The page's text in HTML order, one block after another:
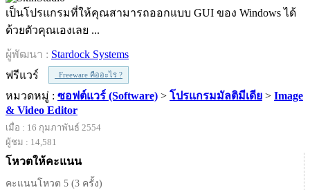
เป็นโปรแกรมที่ให้คุณสามารถออกแบบ GUI ของ Windows ได้
ด้วยตัวคุณเองเลย ...
ผู้พัฒนา : Stardock Systems
ฟรีแวร์
Freeware คืออะไร ?
หมวดหมู่ : ซอฟต์แวร์ (Software) > โปรแกรมมัลติมีเดีย > Image
& Video Editor
เมื่อ : 16 กุมภาพันธ์ 2554
ผู้ชม : 14,581
โหวตให้คะแนน
คะแนนโหวต 5 (3 ครั้ง)